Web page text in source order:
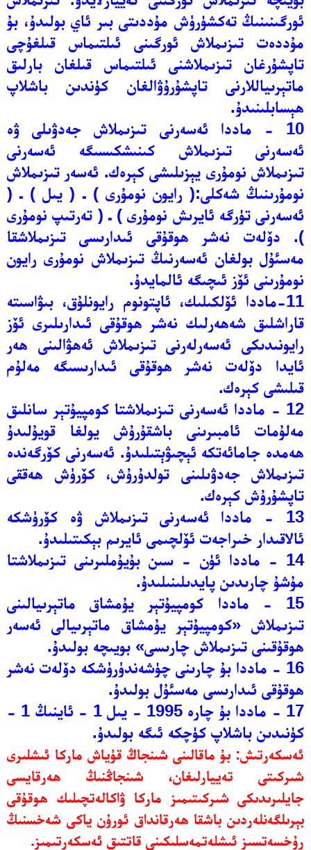
ئورگىنىنىڭ تەكشۈرۈش مۇددىتى بىر ئاي بولىدۇ، بۇ
مۇددەت تىزىملاش ئورگىنى ئىلتىماس قىلغۇچى
تاپشۇرغان تىزىملاشنى ئىلتىماس قىلغان بارلىق
ماتېرىياللارنى تاپشۇرۇۋالغان كۈندىن باشلاپ
ھېسابلىنىدۇ.
10 - ماددا ئەسەرنى تىزىملاش جەدۋىلى ۋە
ئەسەرنى تىزىملاش كىنىشكىسىگە ئەسەرنى
تىزىملاش نومۇرى يېزىلىشى كېرەك. ئەسەر تىزىملاش
نومۇرىنىڭ شەكلى:( رايون نومۇرى ) ـ ( يىل ) ـ (
ئەسەرنى تۈرگە ئايرىش نومۇرى ) ـ ( تەرتىپ نومۇرى
). دۆلەت نەشر ھوقۇقى ئىدارىسى تىزىملاشقا
مەسئۇل بولغان ئەسەرنىڭ تىزىملاش نومۇرى رايون
نومۇرىنى ئۆز ئىچىگە ئالمايدۇ.
11-ماددا ئۆلكىلىك، ئاپتونوم رايونلۇق، بىۋاسىتە
قاراشلىق شەھەرلىك نەشر ھوقۇقى ئىدارىلىرى ئۆز
رايونىدىكى ئەسەرلەرنى تىزىملاش ئەھۋالىنى ھەر
ئايدا دۆلەت نەشر ھوقۇقى ئىدارىسىگە مەلۇم
قىلىشى كېرەك.
12 - ماددا ئەسەرنى تىزىملاشتا كومپيۇتېر سانلىق
مەلۇمات ئامبىرىنى باشقۇرۇش يولغا قويۇلىدۇ
ھەمدە جامائەتكە ئېچىۋېتىلىدۇ. ئەسەرنى كۆرگەندە
تىزىملاش جەدۋىلىنى تولدۇرۇش، كۆرۈش ھەققى
تاپشۇرۇش كېرەك.
13 - ماددا ئەسەرنى تىزىملاش ۋە كۆرۈشكە
ئالاقىدار خىراجەت ئۆلچىمى ئايرىم بېكىتىلىدۇ.
14 - ماددا ئۈن - سىن بۇيۇملىرىنى تىزىملاشتا
مۇشۇ چارىدىن پايدىلىنىلىدۇ.
15 - ماددا كومپيۇتېر يۇمشاق ماتېرىيالىنى
تىزىملاش «كومپيۇتېر يۇمشاق ماتېرىيالى ئەسەر
ھوقۇقىنى تىزىملاش چارىسى» بويىچە بولىدۇ.
16 - ماددا بۇ چارىنى چۈشەندۈرۈشكە دۆلەت نەشر
ھوقۇقى ئىدارىسى مەسئۇل بولىدۇ.
17 - ماددا بۇ چارە 1995 - يىل 1 - ئاينىڭ 1 -
كۈنىدىن باشلاپ كۈچكە ئىگە بولىدۇ.
ئەسكەرتىش: بۇ ماقالىنى شىنجاڭ قۇياش ماركا ئىشلىرى
شىركىتى تەييارلىغان، شىنجاڭنىڭ ھەرقايسى
جايلىرىدىكى شىركىتىمىز ماركا ۋاكالەتچىلىك ھوقۇقى
بېرىلگەنلەردىن باشقا ھەرقانداق ئورۇن ياكى شەخسنىڭ
رۇخسەتسىز ئىشلەتمەسلىكىنى قاتتىق ئەسكەرتىمىز.